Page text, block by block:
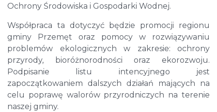
Ochrony Środowiska i Gospodarki Wodnej.
Współpraca ta dotyczyć będzie promocji regionu
gminy Przemęt oraz pomocy w rozwiązywaniu
problemów ekologicznych w zakresie: ochrony
przyrody, bioróżnorodności oraz ekorozwoju.
Podpisanie listu intencyjnego jest
zapoczątkowaniem dalszych działań mających na
celu poprawę walorów przyrodniczych na terenie
naszej gminy.